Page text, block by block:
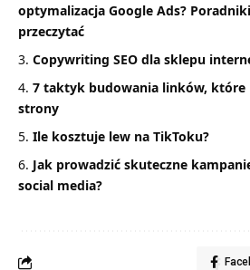
optymalizacja Google Ads?
przeczytać
Copywriting SEO dla sklepu
7 taktyk budowania linków, które
strony
Ile kosztuje lew na TikToku?
Jak prowadzić skuteczne
social media?